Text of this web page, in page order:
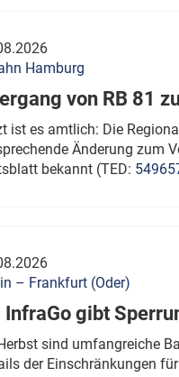
Hamburg
von RB 81
ist es amtlich: Die
Änderung zum
bekannt (TED:
– Frankfurt (Oder)
InfraGo gibt
sind umfangreiche
der Einschränkungen